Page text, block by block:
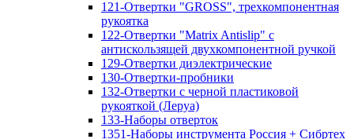
121-Отвертки "GROSS", трехкомпонентная
рукоятка
122-Отвертки "Matrix Antislip" с
антискользящей двухкомпонентной ручкой
129-Отвертки диэлектрические
130-Отвертки-пробники
132-Отвертки с черной пластиковой
рукояткой (Леруа)
133-Наборы отверток
1351-Наборы инструмента Россия + Сибртех